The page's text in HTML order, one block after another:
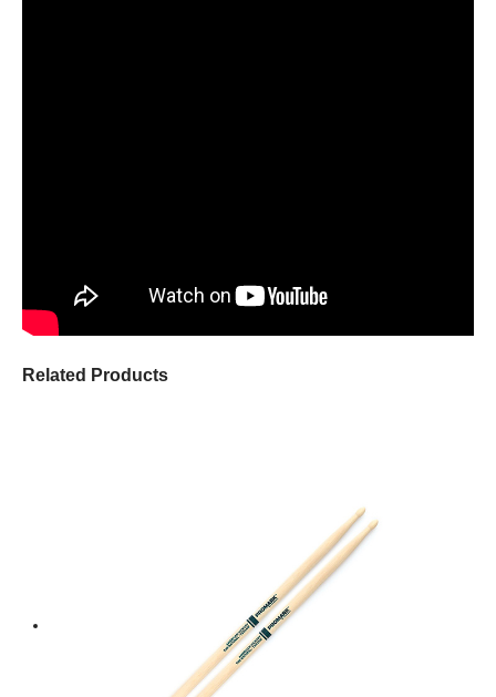
Related Products